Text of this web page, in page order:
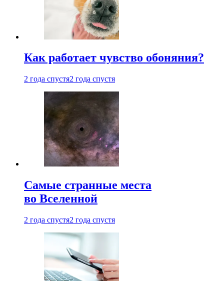
Как работает чувство обоняния?
2 года спустя2 года спустя
Самые странные места
во Вселенной
2 года спустя2 года спустя